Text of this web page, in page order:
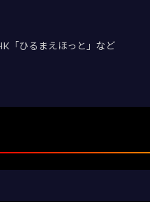
「ひるまえほっと」など